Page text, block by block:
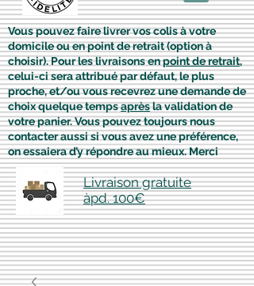
Vous pouvez faire livrer vos colis à votre
domicile ou en point de retrait (option à
choisir). Pour les livraisons enpoint de retrait,
celui-ci sera attribué par défaut, le plus
proche, et/ou vous recevrez une demande de
choix quelque tempsaprèsla validation de
votre panier. Vous pouvez toujours nous
contacter aussi si vous avez une préférence,
on essaiera d’y répondre au mieux. Merci
Livraison gratuite
àpd. 100€